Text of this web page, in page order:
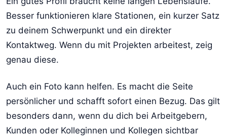
Besser funktionieren klare Stationen, ein kurzer Satz
zu deinem Schwerpunkt und ein direkter
Kontaktweg. Wenn du mit Projekten arbeitest, zeig
genau diese.
Auch ein Foto kann helfen. Es macht die Seite
persönlicher und schafft sofort einen Bezug. Das gilt
besonders dann, wenn du dich bei Arbeitgebern,
Kunden oder Kolleginnen und Kollegen sichtbar